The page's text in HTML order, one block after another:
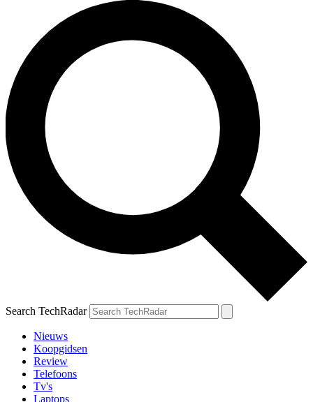
Search TechRadar
Nieuws
Koopgidsen
Review
Telefoons
Tv's
Laptops